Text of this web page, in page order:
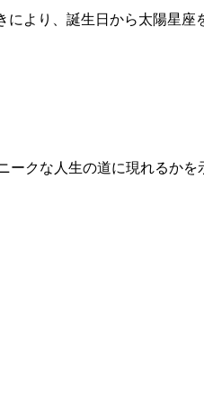
より、誕生日から太陽星座
クな人生の道に現れるか